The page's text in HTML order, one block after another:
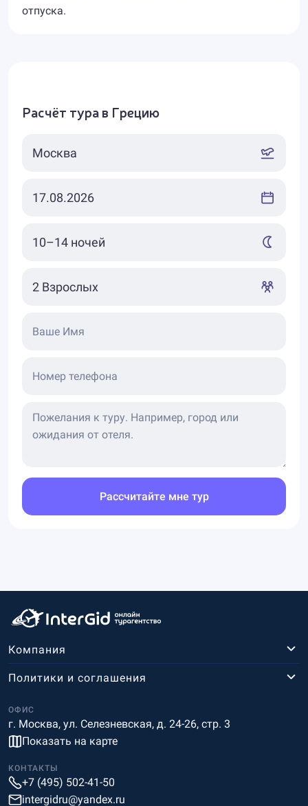
отпуска.
Расчёт тура в Грецию
Ваше Имя
Номер телефона
Рассчитайте мне тур
Компания
ОФИС
г. Москва, ул. Селезневская, д. 24-26, стр. 3
Показать на карте
Политики и соглашения
КОНТАКТЫ
+7 (495) 502-41-50
intergidru@yandex.ru